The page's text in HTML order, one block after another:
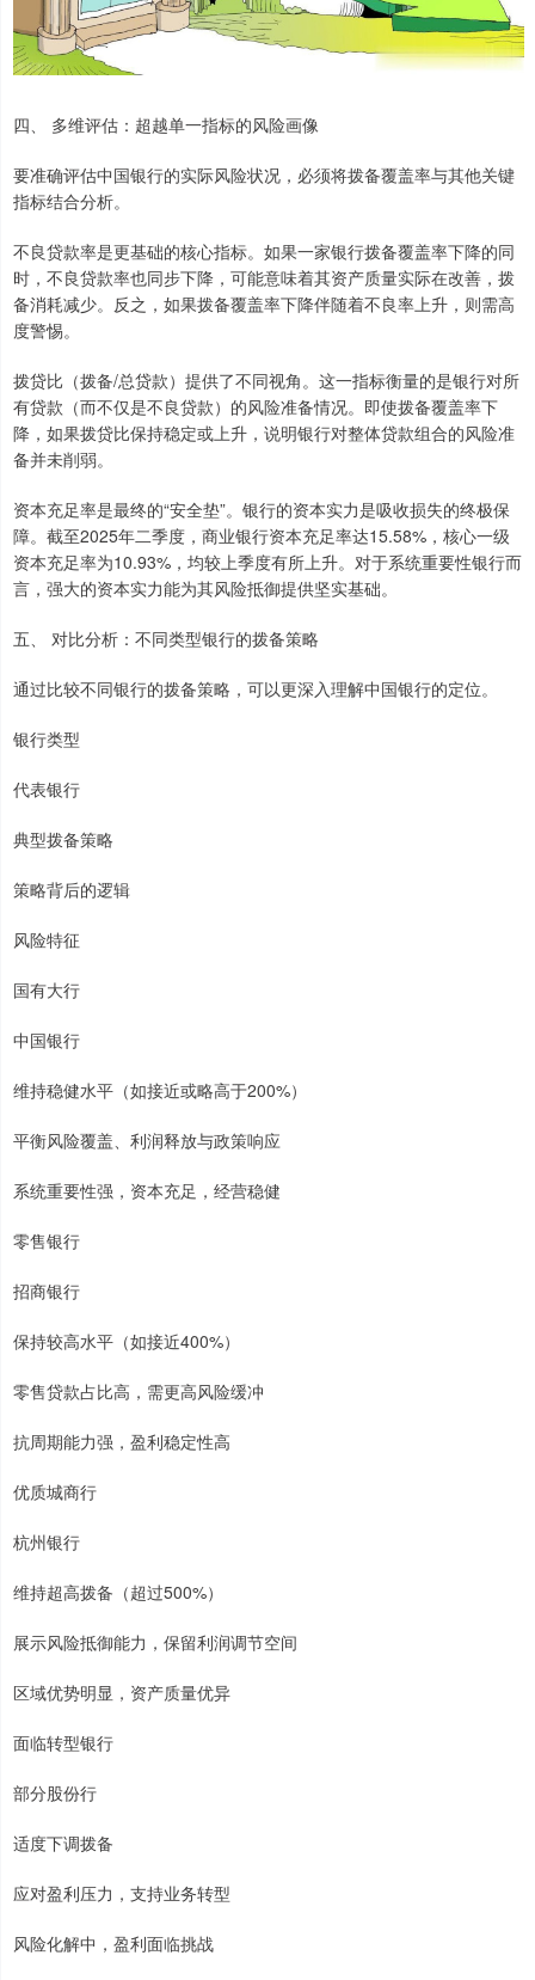
四、 多维评估：超越单一指标的风险画像
要准确评估中国银行的实际风险状况，必须将拨备覆盖率与其他关键
指标结合分析。
不良贷款率是更基础的核心指标。如果一家银行拨备覆盖率下降的同
时，不良贷款率也同步下降，可能意味着其资产质量实际在改善，拨
备消耗减少。反之，如果拨备覆盖率下降伴随着不良率上升，则需高
度警惕。
拨贷比（拨备/总贷款）提供了不同视角。这一指标衡量的是银行对所
有贷款（而不仅是不良贷款）的风险准备情况。即使拨备覆盖率下
降，如果拨贷比保持稳定或上升，说明银行对整体贷款组合的风险准
备并未削弱。
资本充足率是最终的“安全垫”。银行的资本实力是吸收损失的终极保
障。截至2025年二季度，商业银行资本充足率达15.58%，核心一级
资本充足率为10.93%，均较上季度有所上升。对于系统重要性银行而
言，强大的资本实力能为其风险抵御提供坚实基础。
五、 对比分析：不同类型银行的拨备策略
通过比较不同银行的拨备策略，可以更深入理解中国银行的定位。
银行类型
代表银行
典型拨备策略
策略背后的逻辑
风险特征
国有大行
中国银行
维持稳健水平（如接近或略高于200%）
平衡风险覆盖、利润释放与政策响应
系统重要性强，资本充足，经营稳健
零售银行
招商银行
保持较高水平（如接近400%）
零售贷款占比高，需更高风险缓冲
抗周期能力强，盈利稳定性高
优质城商行
杭州银行
维持超高拨备（超过500%）
展示风险抵御能力，保留利润调节空间
区域优势明显，资产质量优异
面临转型银行
部分股份行
适度下调拨备
应对盈利压力，支持业务转型
风险化解中，盈利面临挑战